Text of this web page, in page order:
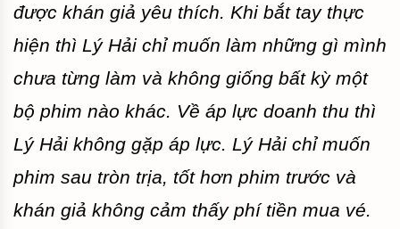
được khán giả yêu thích. Khi bắt tay thực
hiện thì Lý Hải chỉ muốn làm những gì mình
chưa từng làm và không giống bất kỳ một
bộ phim nào khác. Về áp lực doanh thu thì
Lý Hải không gặp áp lực. Lý Hải chỉ muốn
phim sau tròn trịa, tốt hơn phim trước và
khán giả không cảm thấy phí tiền mua vé.